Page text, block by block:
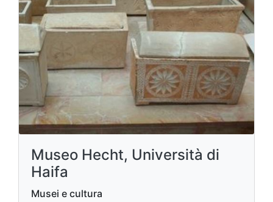
Museo Hecht, Università di
Haifa
Musei e cultura